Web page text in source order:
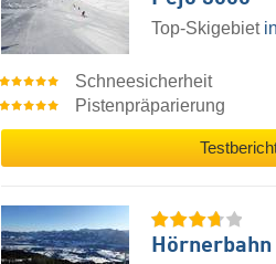
Top-Skigebiet
Schneesicherheit
Pistenpräparierung